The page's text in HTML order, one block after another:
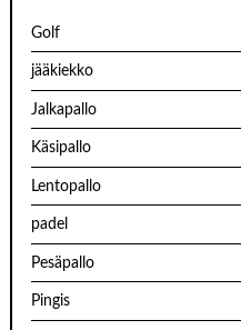
Golf
jääkiekko
Jalkapallo
Käsipallo
Lentopallo
padel
Pesäpallo
Pingis